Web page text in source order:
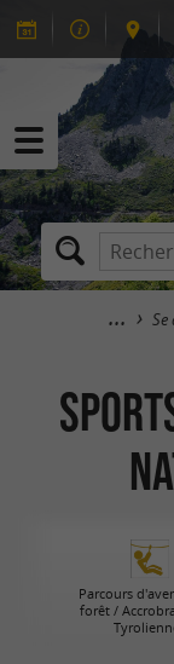
Se
Parcours
forêt /